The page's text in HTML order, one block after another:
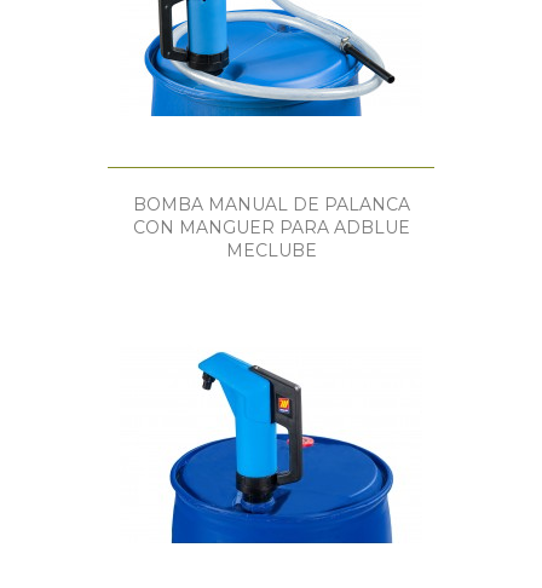
BOMBA MANUAL DE PALANCA
CON MANGUER PARA ADBLUE
MECLUBE